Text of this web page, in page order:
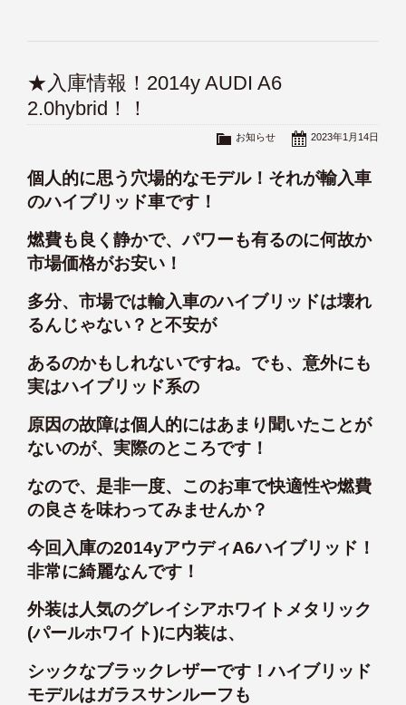
★入庫情報！2014y AUDI A6
2.0hybrid！！
2023年1月14日
お知らせ
個人的に思う穴場的なモデル！それが輸入車
のハイブリッド車です！
燃費も良く静かで、パワーも有るのに何故か
市場価格がお安い！
多分、市場では輸入車のハイブリッドは壊れ
るんじゃない？と不安が
あるのかもしれないですね。でも、意外にも
実はハイブリッド系の
原因の故障は個人的にはあまり聞いたことが
ないのが、実際のところです！
なので、是非一度、このお車で快適性や燃費
の良さを味わってみませんか？
今回入庫の2014yアウディA6ハイブリッド！
非常に綺麗なんです！
外装は人気のグレイシアホワイトメタリック
(パールホワイト)に内装は、
シックなブラックレザーです！ハイブリッド
モデルはガラスサンルーフも